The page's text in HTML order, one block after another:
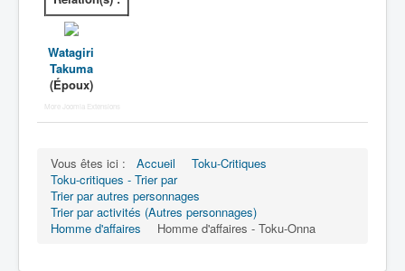
Watagiri
Takuma
(Époux)
More Joomla Extensions
Vous êtes ici : Accueil
Toku-Critiques
Toku-critiques - Trier par
Trier par autres personnages
Trier par activités (Autres personnages)
Homme d'affaires
Homme d'affaires - Toku-Onna